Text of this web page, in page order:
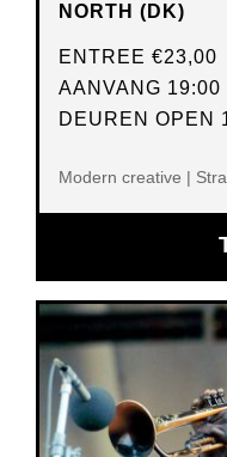
NORTH (DK)
ENTREE €23,00
AANVANG 19:00
DEUREN OPEN
Modern creative |